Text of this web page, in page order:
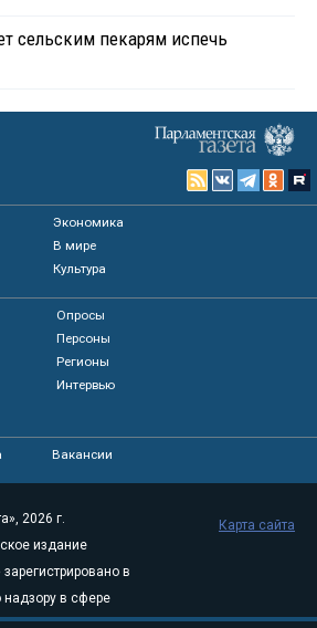
сельским пекарям испечь
Экономика
В мире
Культура
Опросы
Персоны
Регионы
Интервью
Вакансии
2026 г.
издание
в
в сфере
и
Карта сайта